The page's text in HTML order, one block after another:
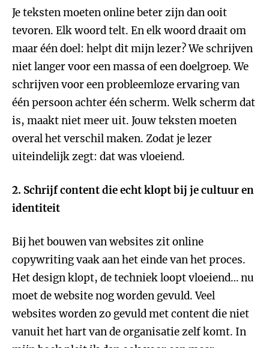
Je teksten moeten online beter zijn dan ooit
tevoren. Elk woord telt. En elk woord draait om
maar één doel: helpt dit mijn lezer? We schrijven
niet langer voor een massa of een doelgroep. We
schrijven voor een probleemloze ervaring van
één persoon achter één scherm. Welk scherm dat
is, maakt niet meer uit. Jouw teksten moeten
overal het verschil maken. Zodat je lezer
uiteindelijk zegt: dat was vloeiend.
2. Schrijf content die echt klopt bij je cultuur en
identiteit
Bij het bouwen van websites zit online
copywriting vaak aan het einde van het proces.
Het design klopt, de techniek loopt vloeiend… nu
moet de website nog worden gevuld. Veel
websites worden zo gevuld met content die niet
vanuit het hart van de organisatie zelf komt. In